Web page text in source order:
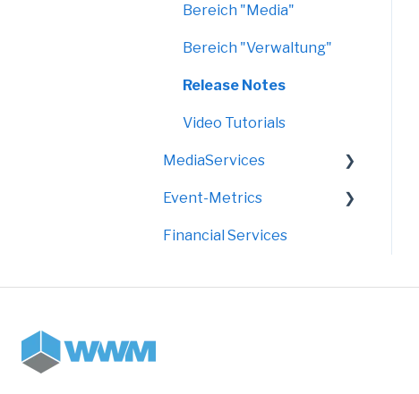
Bereich "Media"
Bereich "Verwaltung"
Release Notes
Video Tutorials
MediaServices
Rollups
Faltdisplays
Event-Metrics
FAQ
Financial Services